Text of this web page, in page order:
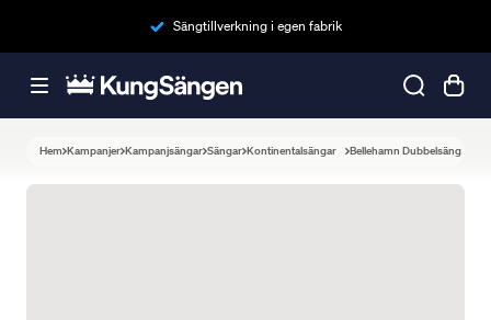
Sängtillverkning i egen fabrik
Hem Kampanjer Kampanjsängar Sängar Kontinentalsängar Bellehamn Dubbelsäng